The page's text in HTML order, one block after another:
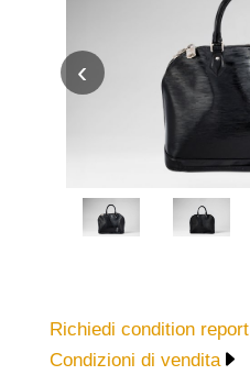
‹
Richiedi condition report
Condizioni di vendita